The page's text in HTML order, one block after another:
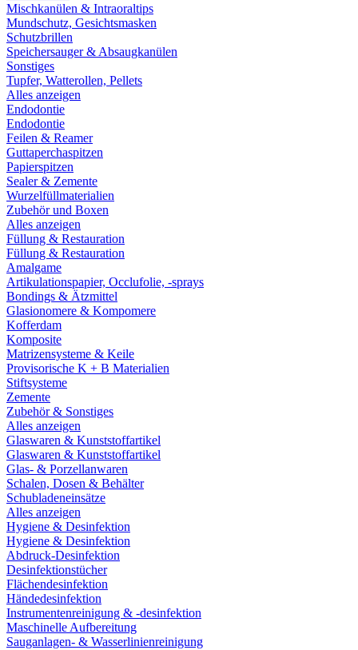
Mischkanülen & Intraoraltips
Mundschutz, Gesichtsmasken
Schutzbrillen
Speichersauger & Absaugkanülen
Sonstiges
Tupfer, Watterollen, Pellets
Alles anzeigen
Endodontie
Endodontie
Feilen & Reamer
Guttaperchaspitzen
Papierspitzen
Sealer & Zemente
Wurzelfüllmaterialien
Zubehör und Boxen
Alles anzeigen
Füllung & Restauration
Füllung & Restauration
Amalgame
Artikulationspapier, Occlufolie, -sprays
Bondings & Ätzmittel
Glasionomere & Kompomere
Kofferdam
Komposite
Matrizensysteme & Keile
Provisorische K + B Materialien
Stiftsysteme
Zemente
Zubehör & Sonstiges
Alles anzeigen
Glaswaren & Kunststoffartikel
Glaswaren & Kunststoffartikel
Glas- & Porzellanwaren
Schalen, Dosen & Behälter
Schubladeneinsätze
Alles anzeigen
Hygiene & Desinfektion
Hygiene & Desinfektion
Abdruck-Desinfektion
Desinfektionstücher
Flächendesinfektion
Händedesinfektion
Instrumentenreinigung & -desinfektion
Maschinelle Aufbereitung
Sauganlagen- & Wasserlinienreinigung